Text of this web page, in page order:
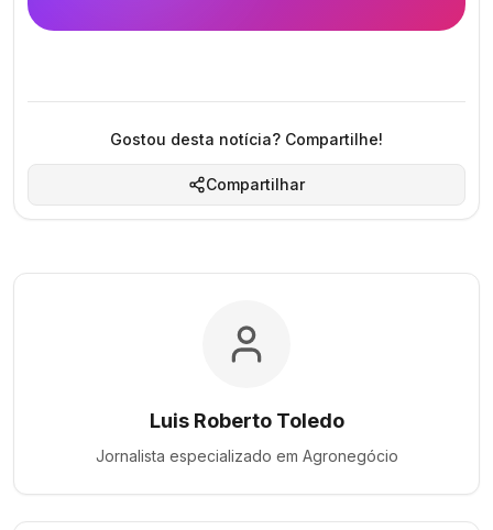
Gostou desta notícia? Compartilhe!
Compartilhar
Luis Roberto Toledo
Jornalista especializado em Agronegócio